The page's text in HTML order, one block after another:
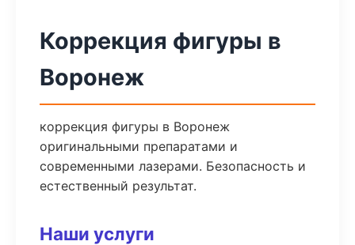
Коррекция фигуры в
Воронеж
коррекция фигуры в Воронеж
оригинальными препаратами и
современными лазерами. Безопасность и
естественный результат.
Наши услуги